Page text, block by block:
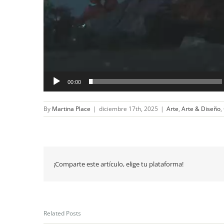
00:00
By Martina Place | diciembre 17th, 2025 | Arte, Arte & Diseño,
¡Comparte este artículo, elige tu plataforma!
Related Posts